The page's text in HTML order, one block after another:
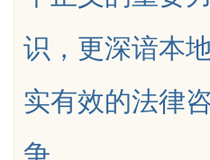
识，更深谙本
实有效的法律